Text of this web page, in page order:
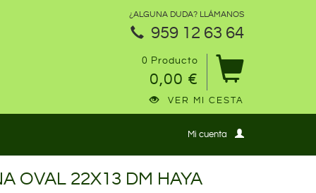
¿ALGUNA DUDA? LLÁMANOS
959 12 63 64
0 Producto
0,00 €
VER MI CESTA
Mi cuenta
OVAL 22X13 DM HAYA